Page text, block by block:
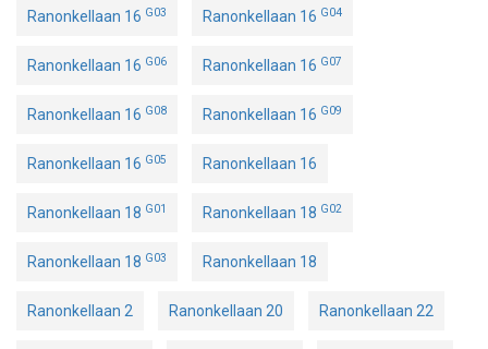
Ranonkellaan 16 G03 Ranonkellaan 16 G04
Ranonkellaan 16 G06 Ranonkellaan 16 G07
Ranonkellaan 16 G08 Ranonkellaan 16 G09
Ranonkellaan 16 G05 Ranonkellaan 16
Ranonkellaan 18 G01 Ranonkellaan 18 G02
Ranonkellaan 18 G03 Ranonkellaan 18
Ranonkellaan 2 Ranonkellaan 20 Ranonkellaan 22